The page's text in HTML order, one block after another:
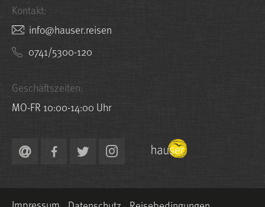
Kontakt:
nesier.resuah@ofni
0741/5300-120
Geschäftszeiten:
MO-FR 10:00-14:00 Uhr